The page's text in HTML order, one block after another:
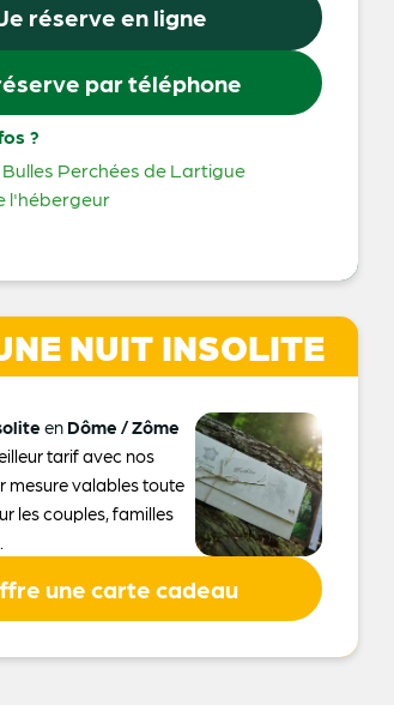
réserve en ligne
par téléphone
?
Perchées de Lartigue
l'hébergeur
NUIT INSOLITE
en Dôme / Zôme
tarif avec nos
mesure valables toute
les couples, familles
une carte cadeau